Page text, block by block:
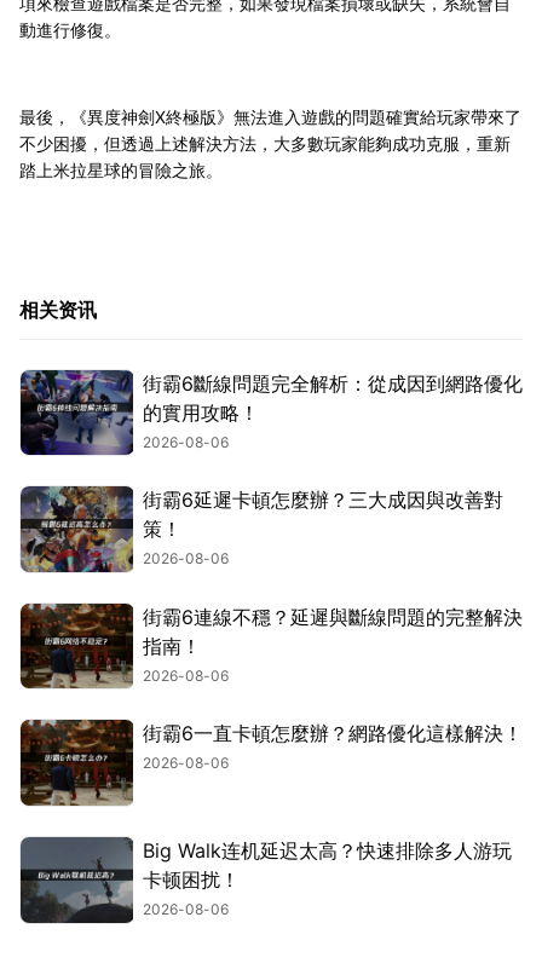
動進行修復。
最後，《異度神劍X終極版》無法進入遊戲的問題確實給玩家帶來了
不少困擾，但透過上述解決方法，大多數玩家能夠成功克服，重新
踏上米拉星球的冒險之旅。
相关资讯
街霸6斷線問題完全解析：從成因到網路優化
的實用攻略！
2026-08-06
街霸6延遲卡頓怎麼辦？三大成因與改善對
策！
2026-08-06
街霸6連線不穩？延遲與斷線問題的完整解決
指南！
2026-08-06
街霸6一直卡頓怎麼辦？網路優化這樣解決！
2026-08-06
Big Walk连机延迟太高？快速排除多人游玩
卡顿困扰！
2026-08-06